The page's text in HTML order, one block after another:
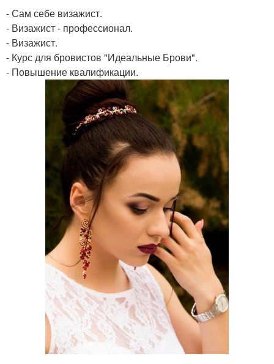
- Сам себе визажист.
- Визажист - профессионал.
- Визажист.
- Курс для бровистов "Идеальные Брови".
- Повышение квалификации.